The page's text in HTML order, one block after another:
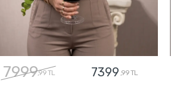
7999,99 TL 7399 ,99 TL